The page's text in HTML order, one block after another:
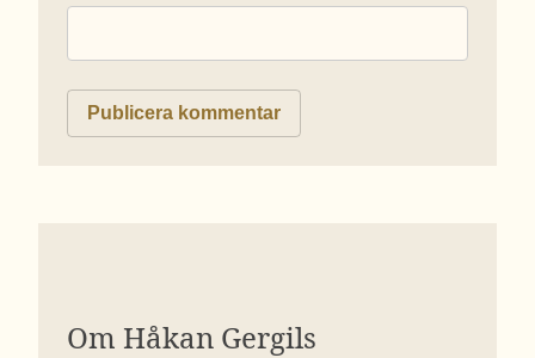
Om Håkan Gergils